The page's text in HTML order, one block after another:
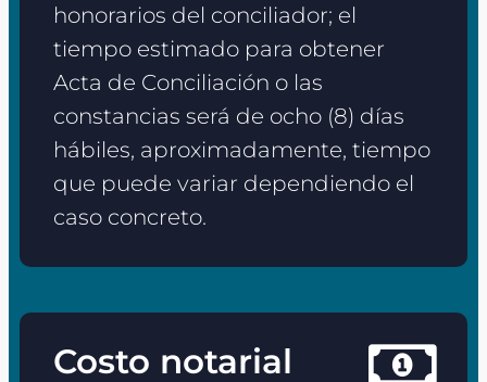
honorarios del conciliador; el
tiempo estimado para obtener
Acta de Conciliación o las
constancias será de ocho (8) días
hábiles, aproximadamente, tiempo
que puede variar dependiendo el
caso concreto.
Costo notarial